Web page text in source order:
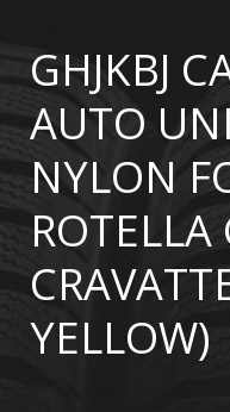
GHJKBJ
AUTO
NYLON
YELLOW)